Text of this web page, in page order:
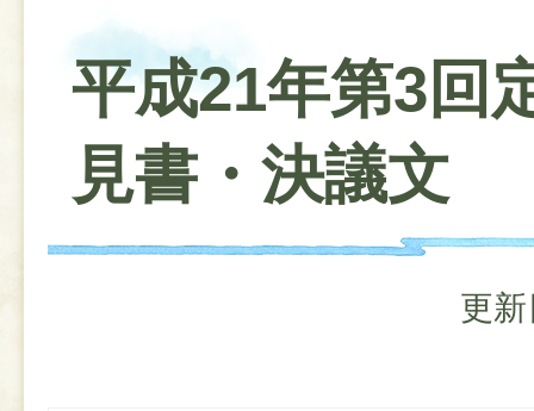
平成21年第3回
見書・決議文
更